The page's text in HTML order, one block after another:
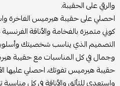
والرقي على الحقيبة.
احصلي على حقيبة هيرميس الفاخرة
كوني متميزة بالفخامة والأناقة
التصميم الذي يناسب شخصيتك
وجمال في كل المناسبات مع حقيبة
حقيبة هيرميس تفوتك، احصلي عليها
واستعدي للتألق والأناقة في كل مناسبة